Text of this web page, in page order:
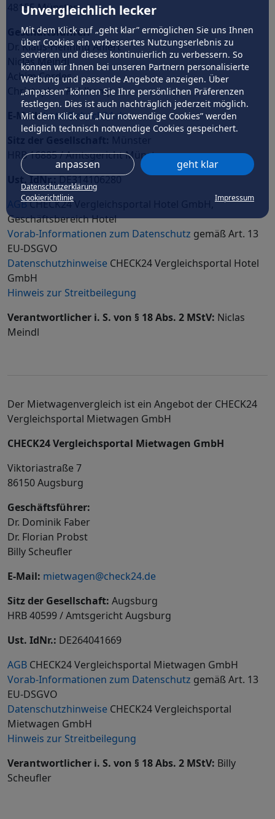
Unvergleichlich lecker
Mit dem Klick auf „geht klar” ermöglichen Sie uns Ihnen
über Cookies ein verbessertes Nutzungserlebnis zu
servieren und dieses kontinuierlich zu verbessern. So
können wir Ihnen bei unseren Partnern personalisierte
Werbung und passende Angebote anzeigen. Über
„anpassen” können Sie Ihre persönlichen Präferenzen
festlegen. Dies ist auch nachträglich jederzeit möglich.
Mit dem Klick auf „Nur notwendige Cookies” werden
lediglich technisch notwendige Cookies gespeichert.
anpassen geht klar
Datenschutzerklärung
Cookierichtlinie
Impressum
48155 Münster
Geschäftsführer:
Dr. Klaus-Henning Ahlert
Niclas Meindl
Achim Cordes
Christopher Pohlkamp
E-Mail:hotel@check24.de
HRB 16885 / Amtsgericht Münster
Ust. IdNr.:DE314106280
AGBCHECK24 Vergleichsportal Hotel GmbH,
Geschäftsbereich Hotel
Vorab-Informationen zum Datenschutz gemäß Art. 13
EU-DSGVO
Datenschutzhinweise CHECK24 Vergleichsportal Hotel
GmbH
Hinweis zur Streitbeilegung
Verantwortlicher i. S. von § 18 Abs. 2 MStV: Niclas
Meindl
Der Mietwagenvergleich ist ein Angebot der CHECK24
Vergleichsportal Mietwagen GmbH
CHECK24 Vergleichsportal Mietwagen GmbH
Viktoriastraße 7
86150 Augsburg
Geschäftsführer:
Dr. Dominik Faber
Dr. Florian Probst
Billy Scheufler
E-Mail: mietwagen@check24.de
Sitz der Gesellschaft: Augsburg
HRB 40599 / Amtsgericht Augsburg
Ust. IdNr.: DE264041669
AGB CHECK24 Vergleichsportal Mietwagen GmbH
Vorab-Informationen zum Datenschutz gemäß Art. 13
EU-DSGVO
Datenschutzhinweise CHECK24 Vergleichsportal
Mietwagen GmbH
Hinweis zur Streitbeilegung
Verantwortlicher i. S. von § 18 Abs. 2 MStV: Billy
Scheufler